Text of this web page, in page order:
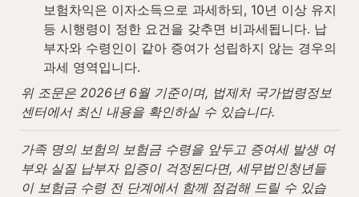
보험차익은 이자소득으로 과세하되, 10년 이상 유지
등 시행령이 정한 요건을 갖추면 비과세됩니다. 납
부자와 수령인이 같아 증여가 성립하지 않는 경우의
과세 영역입니다.
위 조문은 2026년 6월 기준이며, 법제처 국가법령정보
센터에서 최신 내용을 확인하실 수 있습니다.
가족 명의 보험의 보험금 수령을 앞두고 증여세 발생 여
부와 실질 납부자 입증이 걱정된다면, 세무법인청년들
이 보험금 수령 전 단계에서 함께 점검해 드릴 수 있습